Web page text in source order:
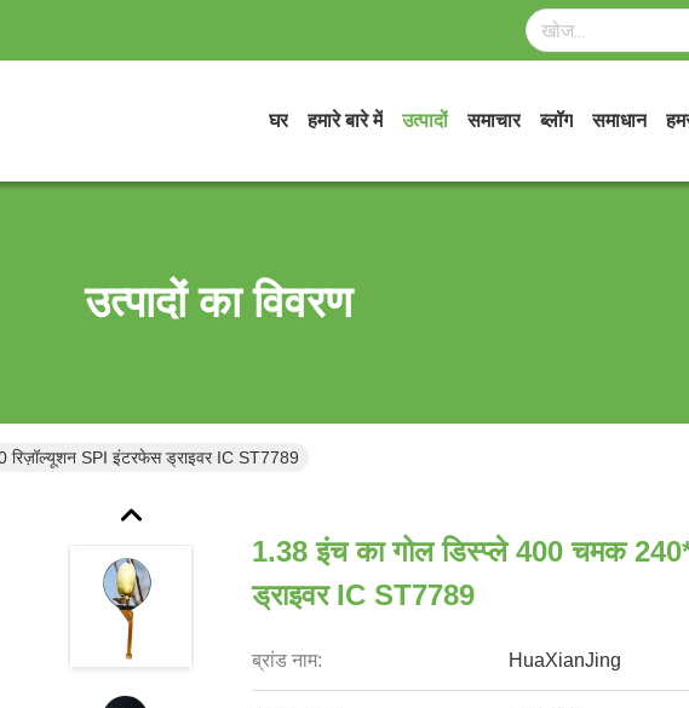
घर हमारे बारे में उत्पादों समाचार ब्लॉग समाधान
उत्पादों का विवरण
SPI इंटरफेस ड्राइवर IC ST7789
1.38 इंच का गोल डिस्प्ले 400 चमक
ड्राइवर IC ST7789
ब्रांड नाम: HuaXianJing